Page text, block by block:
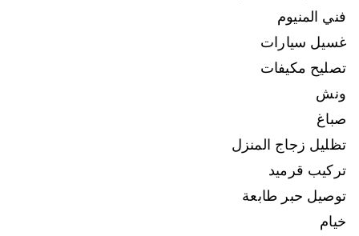
فني المنيوم
غسيل سيارات
تصليح مكيفات
ونش
صباغ
تظليل زجاج المنزل
تركيب قرميد
توصيل حبر طابعة
خيام